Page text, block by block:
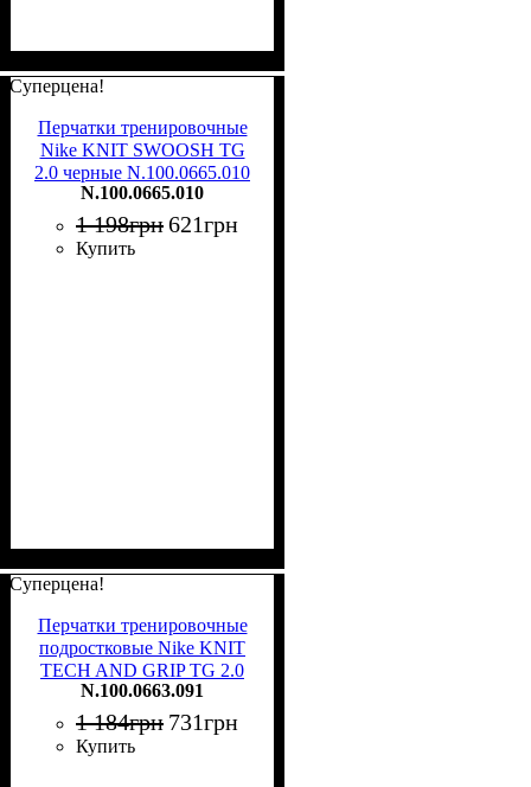
Суперцена!
Перчатки тренировочные
Nike KNIT SWOOSH TG
2.0 черные N.100.0665.010
N.100.0665.010
1 198грн621грн
Купить
Суперцена!
Перчатки тренировочные
подростковые Nike KNIT
TECH AND GRIP TG 2.0
черные N.100.0663.091
N.100.0663.091
1 184грн 731грн
Купить